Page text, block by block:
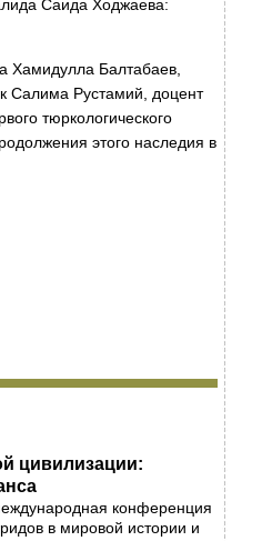
Саида Ходжаева:
Хамидулла Балтабаев,
Салима Рустамий, доцент
тюркологического
этого наследия в
цивилизации:
конференция
в мировой истории и